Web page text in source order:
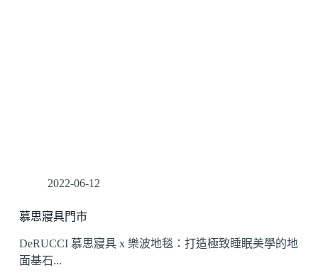
2022-06-12
慕思寢具門市
DeRUCCI 慕思寢具 x 樂波地毯：打造極致睡眠美學的地
面基石...